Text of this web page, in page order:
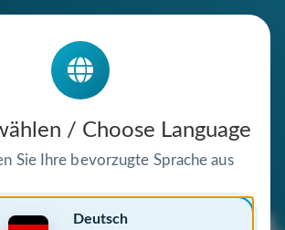
/ Choose Language
Sie Ihre bevorzugte Sprache aus
Deutsch
stempeln.de